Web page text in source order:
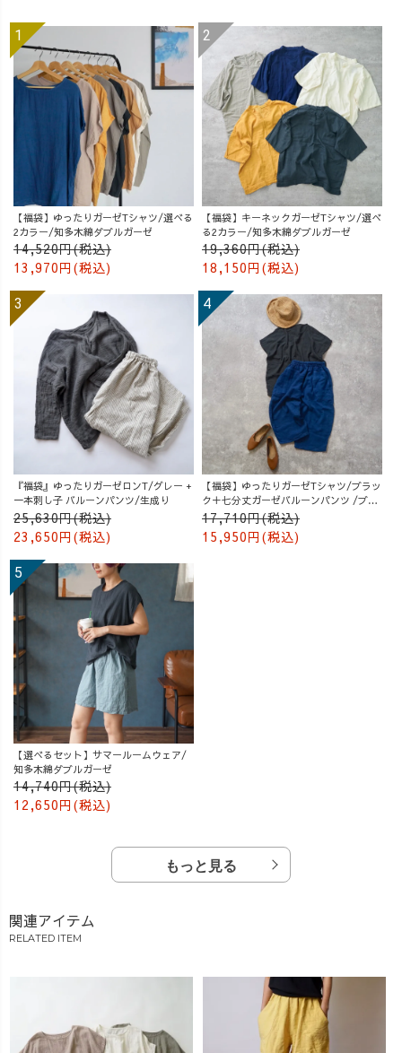
【福袋】ゆったりガーゼTシャツ/選べる
2カラー/知多木綿ダブルガーゼ
14,520円(税込)
13,970円(税込)
【福袋】キーネックガーゼTシャツ/選べ
る2カラー/知多木綿ダブルガーゼ
19,360円(税込)
18,150円(税込)
『福袋』ゆったりガーゼロンT/グレー +
一本刺し子 バルーンパンツ/生成り
25,630円(税込)
23,650円(税込)
【福袋】ゆったりガーゼTシャツ/ブラッ
ク＋七分丈ガーゼバルーンパンツ /ブル
ー
17,710円(税込)
15,950円(税込)
【選べるセット】サマールームウェア/
知多木綿ダブルガーゼ
14,740円(税込)
12,650円(税込)
もっと見る
関連アイテム
RELATED ITEM